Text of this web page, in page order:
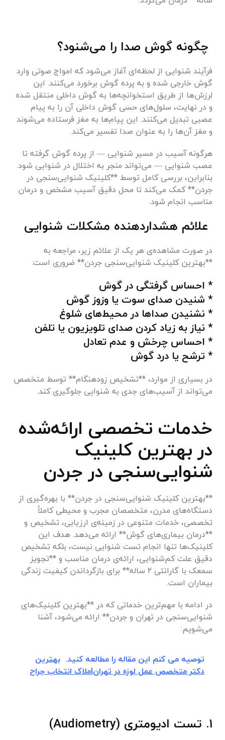
چگونه گوش صدا را می‌شنود؟
فرآیند شنوایی از لحظه‌ای آغاز می‌شود که امواج صوتی وارد
گوش خارجی شده و به پرده گوش برخورد می‌کنند. این
لرزش‌ها از طریق استخوانچه‌ها به گوش داخلی منتقل شده
و در نهایت، سلول‌های حسی گوش داخلی آن را به پیام
عصبی تبدیل می‌کنند. این پیام‌ها به مغز فرستاده می‌شوند
و مغز آن‌ها را به عنوان صدا تفسیر می‌کند.
هرگونه آسیب در مسیر شنوایی — از پرده گوش گرفته تا
عصب شنوایی — می‌تواند منجر به اختلال در شنوایی شود.
بنابراین، بررسی کامل توسط **کلینیک شنوایی‌سنجی در
جردن** کمک می‌کند تا محل دقیق آسیب مشخص و درمان
مناسب انجام شود.
علائم هشداردهنده مشکلات شنوایی
در صورت مشاهده‌ی هر یک از علائم زیر، مراجعه به
**بهترین کلینیک شنوایی‌سنجی جردن** ضروری است:
* احساس گرفتگی در گوش
* شنیدن صدای سوت یا وزوز گوش
* نشنیدن صداها در محیط‌های شلوغ
* نیاز به زیاد کردن صدای تلویزیون یا تلفن
* احساس چرخش و عدم تعادل
* ترشح یا درد گوش
در بسیاری از موارد، **تشخیص زودهنگام** توسط متخصص
می‌تواند از آسیب‌های جدی به شنوایی جلوگیری کند.
خدمات تخصصی ارائه‌شده
در بهترین کلینیک
شنوایی‌سنجی در جردن
**بهترین کلینیک شنوایی‌سنجی در جردن** با بهره‌گیری از
دستگاه‌های مدرن، متخصصان مجرب و محیطی کاملاً
تخصصی، خدمات متنوعی در زمینه‌ی ارزیابی، تشخیص و
**درمان بیماری‌های گوش** ارائه می‌دهد. هدف این
کلینیک‌ها تنها انجام تست شنوایی نیست، بلکه تشخیص
دقیق علت کم‌شنوایی، ارائه‌ی درمان مناسب و **تجویز
سمعک با گارانتی ۲ ساله** برای بازگرداندن کیفیت زندگی
بیماران است.
در ادامه با مهم‌ترین خدماتی که در **بهترین کلینیک‌های
شنوایی‌سنجی در تهران و جردن** ارائه می‌شود، آشنا
می‌شویم:
توصیه می کنم این مقاله را مطالعه کنید. بهترین
دکتر متخصص عمل لوزه در تهران|ملاک انتخاب جراح
۱. تست ادیومتری (Audiometry)